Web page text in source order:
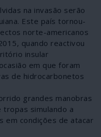
na invasão serão
Este país tornou-
norte-americanos
quando reactivou
insular
em que foram
de hidrocarbonetos
grandes manobras
simulando a
em condições de atacar